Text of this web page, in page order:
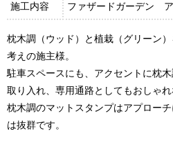
施工内容 ファザードガーデン
枕木調（ウッド）と植栽（グリーン
考えの施主様。
駐車スペースにも、アクセントに枕
取り入れ、専用通路としてもおしゃれ
枕木調のマットスタンプはアプロー
は抜群です。